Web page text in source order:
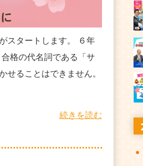
スタートします。 ６年
格の代名詞である「サ
せることはできません。
続きを読む